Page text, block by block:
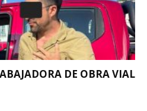
DE OBRA VIAL